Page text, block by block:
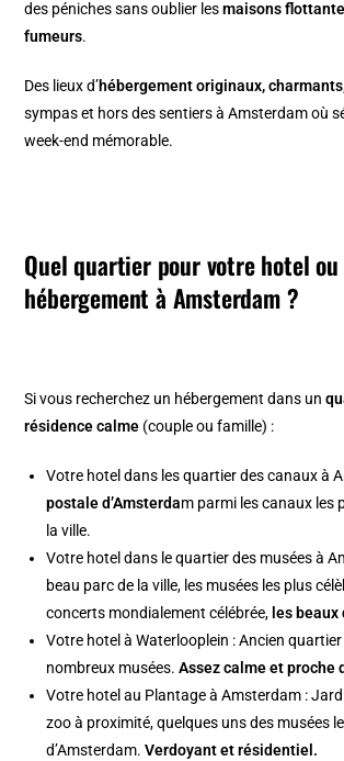
des péniches sans oublier lesmaisons
fumeurs.
Des lieux d’hébergement originaux,
sympas et hors des sentiers à Amsterdam où
week-end mémorable.
Quel quartier pour votre hotel ou
hébergement à Amsterdam ?
Si vous recherchez un hébergement dans un
résidence calme (couple ou famille) :
Votre hotel dans les quartier des canaux à
postale d’Amsterdam parmi les canaux les
la ville.
Votre hotel dans le quartier des musées à
beau parc de la ville, les musées les plus
concerts mondialement célébrée, les
Votre hotel à Waterlooplein : Ancien
nombreux musées.Assez calme et proche
Votre hotel au Plantage à Amsterdam :
zoo à proximité, quelques uns des musées
d’Amsterdam.Verdoyant et résidentiel.